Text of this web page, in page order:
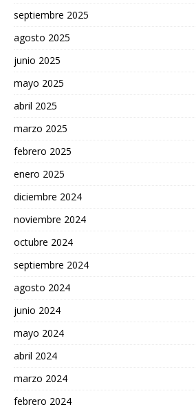
septiembre 2025
agosto 2025
junio 2025
mayo 2025
abril 2025
marzo 2025
febrero 2025
enero 2025
diciembre 2024
noviembre 2024
octubre 2024
septiembre 2024
agosto 2024
junio 2024
mayo 2024
abril 2024
marzo 2024
febrero 2024